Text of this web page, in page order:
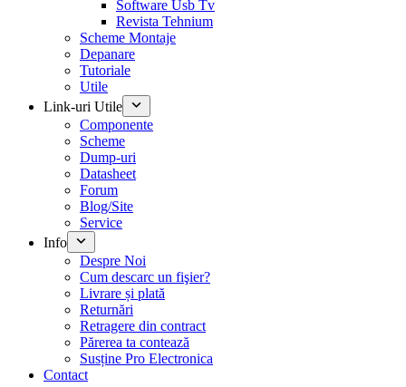
Software Usb Tv
Revista Tehnium
Scheme Montaje
Depanare
Tutoriale
Utile
Link-uri Utile
Componente
Scheme
Dump-uri
Datasheet
Forum
Blog/Site
Service
Info
Despre Noi
Cum descarc un fişier?
Livrare și plată
Returnări
Retragere din contract
Părerea ta contează
Susține Pro Electronica
Contact